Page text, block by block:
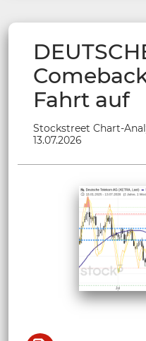
Fahrt auf
Stockstreet Chart-
13.07.2026